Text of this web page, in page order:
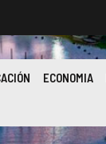
ECONOMIA